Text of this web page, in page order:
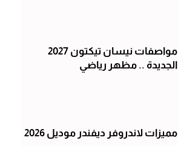
مواصفات نيسان تيكتون 2027
الجديدة .. مظهر رياضي
مميزات لاندروفر ديفندر موديل 2026